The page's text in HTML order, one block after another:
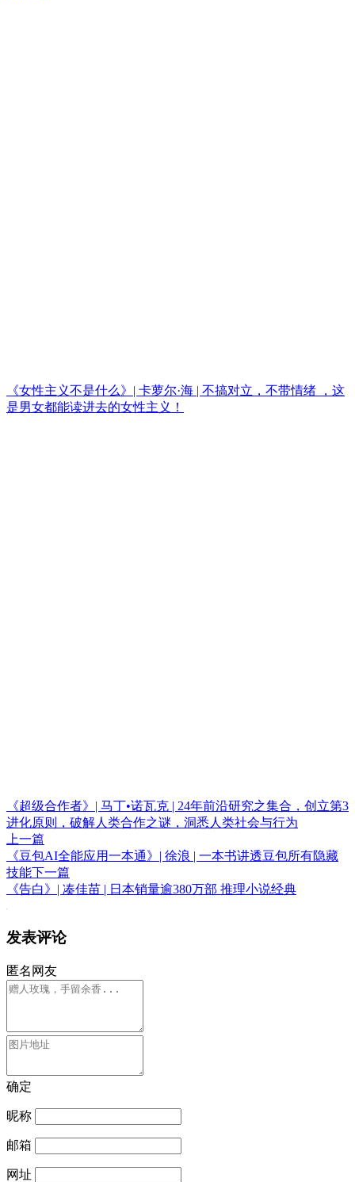
《女性主义不是什么》| 卡萝尔·海 | 不搞对立，不带情绪 ，这
是男女都能读进去的女性主义！
《超级合作者》| 马丁•诺瓦克 | 24年前沿研究之集合，创立第3
进化原则，破解人类合作之谜，洞悉人类社会与行为
上一篇
《豆包AI全能应用一本通》| 徐浪 | 一本书讲透豆包所有隐藏
技能下一篇
《告白》| 凑佳苗 | 日本销量逾380万部 推理小说经典
发表评论
匿名网友
确定
昵称
邮箱
网址